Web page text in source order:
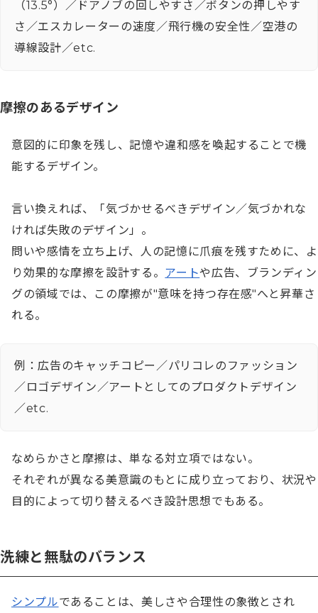
（13.5°）／ドアノブの回しやすさ／ボタンの押しやす
さ／エスカレーターの速度／飛行機の安全性／空港の
導線設計／etc.
摩擦のあるデザイン
意図的に印象を残し、記憶や違和感を喚起することで機
能するデザイン。
言い換えれば、「気づかせるべきデザイン／気づかれな
ければ失敗のデザイン」。
問いや感情を立ち上げ、人の記憶に爪痕を残すために、よ
り効果的な摩擦を設計する。 アートや広告、ブランディン
グの領域では、この摩擦が"意味を持つ存在感"へと昇華さ
れる。
例：広告のキャッチコピー／パリコレのファッション
／ロゴデザイン／アートとしてのプロダクトデザイン
／etc.
なめらかさと摩擦は、単なる対立項ではない。
それぞれが異なる美意識のもとに成り立っており、状況や
目的によって切り替えるべき設計思想でもある。
洗練と無駄のバランス
シンプルであることは、美しさや合理性の象徴とされ